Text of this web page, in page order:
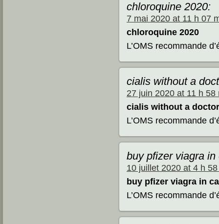
chloroquine 2020:
7 mai 2020 at 11 h 07
chloroquine 2020
L’OMS recommande
cialis without a
27 juin 2020 at 11 h 58
cialis without a
L’OMS recommande
buy pfizer viagra in
10 juillet 2020 at 4 h
buy pfizer viagra in
L’OMS recommande